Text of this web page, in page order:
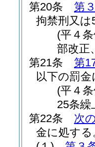
第20条
第
拘禁刑又
(平４
部改正
第21条
第
以下の罰
(平４
25条繰
第22条
次
金に処する